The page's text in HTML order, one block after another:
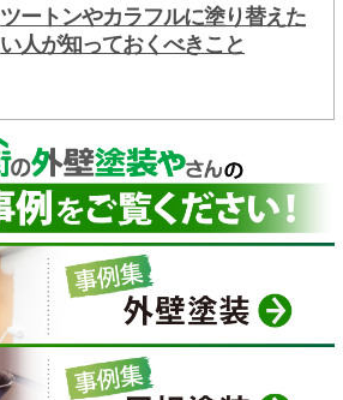
ツートンやカラフルに塗り替えた
い人が知っておくべきこと